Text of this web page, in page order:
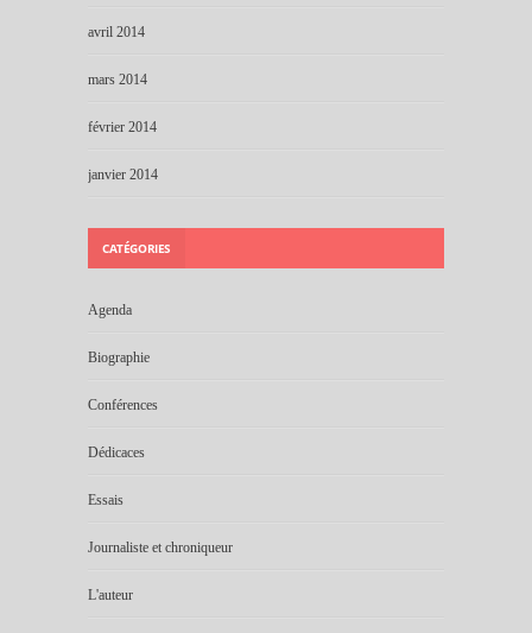
avril 2014
mars 2014
février 2014
janvier 2014
CATÉGORIES
Agenda
Biographie
Conférences
Dédicaces
Essais
Journaliste et chroniqueur
L'auteur